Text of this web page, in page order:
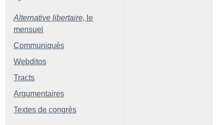
Alternative libertaire, le
mensuel
Communiqués
Webditos
Tracts
Argumentaires
Textes de congrès